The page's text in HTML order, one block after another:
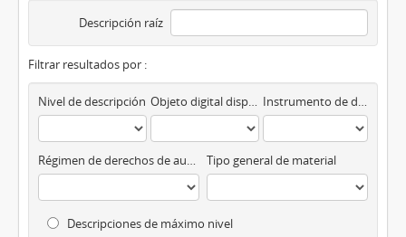
Descripción raíz
Filtrar resultados por :
Nivel de descripción Objeto digital disponibles Instrumento de descripción
Régimen de derechos de autor Tipo general de material
Descripciones de máximo nivel